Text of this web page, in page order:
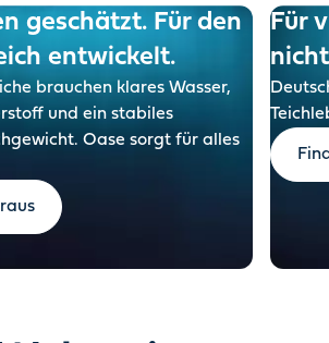
geschätzt. Für den
entwickelt.
brauchen klares Wasser,
und ein stabiles
Oase sorgt für alles
Für